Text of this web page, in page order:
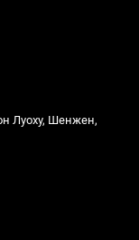
Луоху, Шенжен,